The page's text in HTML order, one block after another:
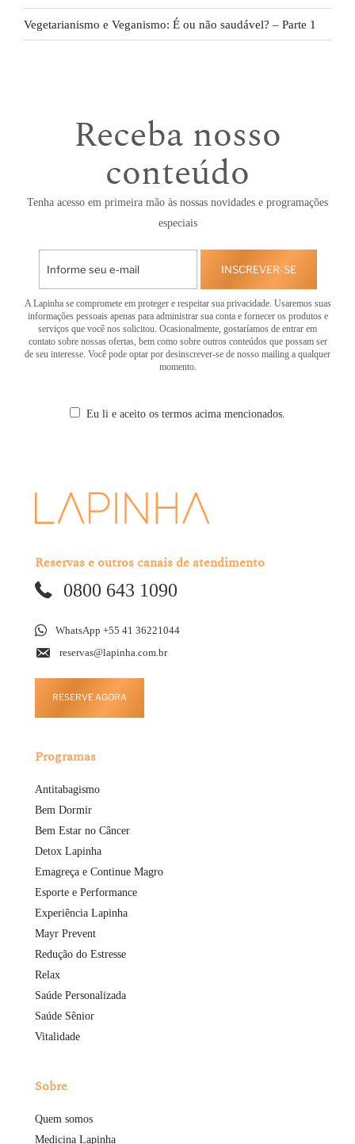
Vegetarianismo e Veganismo: É ou não saudável? – Parte 1
Receba nosso
conteúdo
Tenha acesso em primeira mão às nossas novidades e programações
especiais
INSCREVER-SE
A Lapinha se compromete em proteger e respeitar sua privacidade. Usaremos suas
informações pessoais apenas para administrar sua conta e fornecer os produtos e
serviços que você nos solicitou. Ocasionalmente, gostaríamos de entrar em
contato sobre nossas ofertas, bem como sobre outros conteúdos que possam ser
de seu interesse. Você pode optar por desinscrever-se de nosso mailing a qualquer
momento.
Eu li e aceito os termos acima mencionados.
Reservas e outros canais de atendimento
0800 643 1090
WhatsApp +55 41 36221044
reservas@lapinha.com.br
RESERVE AGORA
Programas
Antitabagismo
Bem Dormir
Bem Estar no Câncer
Detox Lapinha
Emagreça e Continue Magro
Esporte e Performance
Experiência Lapinha
Mayr Prevent
Redução do Estresse
Relax
Saúde Personalizada
Saúde Sênior
Vitalidade
Sobre
Quem somos
Medicina Lapinha